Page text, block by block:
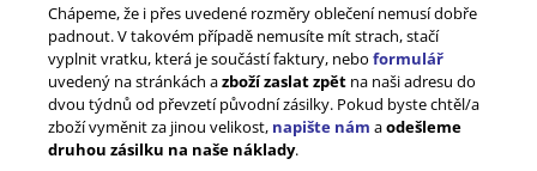
Chápeme, že i přes uvedené rozměry oblečení nemusí dobře
padnout. V takovém případě nemusíte mít strach, stačí
vyplnit vratku, která je součástí faktury, nebo formulář
uvedený na stránkách azboží zaslat zpět na naši adresu do
dvou týdnů od převzetí původní zásilky. Pokud byste chtěl/a
zboží vyměnit za jinou velikost, napište nám aodešleme
druhou zásilku na naše náklady.